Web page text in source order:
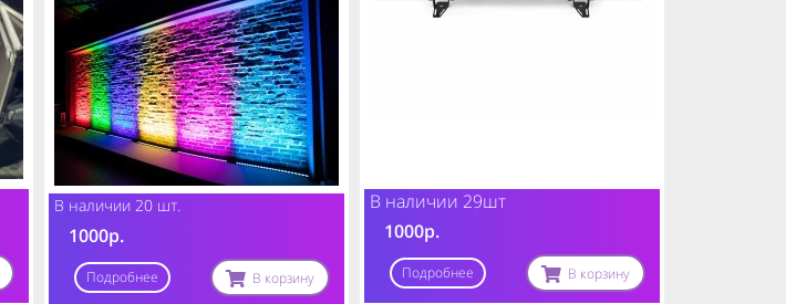
В наличии 20 шт.
1000р.
Подробнее В корзину
В наличии 29шт
1000р.
Подробнее В корзину